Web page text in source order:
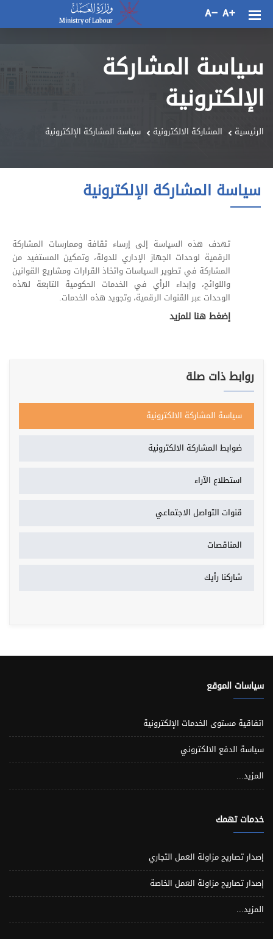
سياسة المشاركة
الإلكترونية
الرئيسية المشاركة الالكترونية سياسة المشاركة الإلكترونية
سياسة المشاركة الإلكترونية
تهدف هذه السياسة إلى إرساء ثقافة وممارسات المشاركة
الرقمية لوحدات الجهاز الإداري للدولة، وتمكين المستفيد من
المشاركة في تطوير السياسات واتخاذ القرارات ومشاريع القوانين
واللوائح، وإبداء الرأي في الخدمات الحكومية التابعة لهذه
الوحدات عبر القنوات الرقمية، وتجويد هذه الخدمات.
إضغط هنا للمزيد
روابط ذات صلة
سياسة المشاركة الالكترونية
ضوابط المشاركة الالكترونية
استطلاع الآراء
قنوات التواصل الاجتماعي
المناقصات
شاركنا رأيك
سياسات الموقع
اتفاقية مستوى الخدمات الإلكترونية
سياسة الدفع الالكتروني
المزيد...
خدمات تهمك
إصدار تصاريح مزاولة العمل التجاري
إصدار تصاريح مزاولة العمل الخاصة
المزيد...